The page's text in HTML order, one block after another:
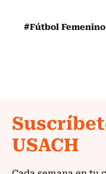
#Fútbol Femenino